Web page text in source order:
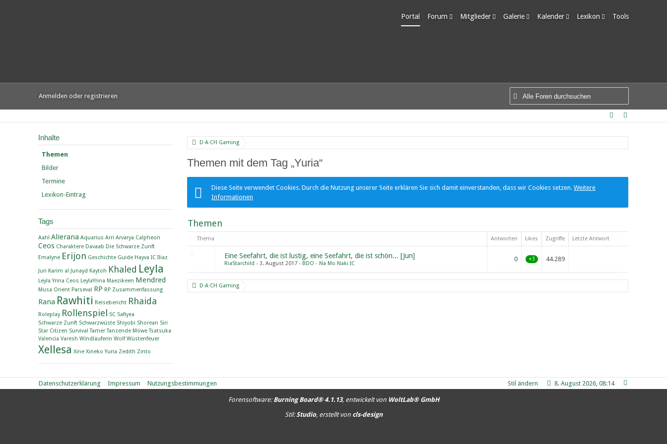
Anmelden oder registrieren
Portal Forum Mitglieder Galerie Kalender Lexikon Tools
Inhalte
Themen
Bilder
Termine
Lexikon-Eintrag
Tags
Aahl Alierana Aquarius Arri Arvarya Calpheon
Ceos Charaktere Davaab Die Schwarze Zunft
Emalyne Erijon Geschichte Guide Hayva IC Iliaz
Jun Karim al Junayd Kaytoh Khaled Leyla
Leyla Yrina Ceos LeylaYrina Maezikeen Mendred
Musa Orient Parseval RP RP Zusammenfassung
Rana Rawhiti Reisebericht Rhaida
Roleplay Rollenspiel SC Safiyea
Schwarze Zunft Schwarzwüste Shiyobi Shorean Siri
Star Citizen Survival Tamer Tanzende Möwe Tsatsuka
Valencia Varesh Windläuferin Wolf Wüstenfeuer
Xellesa Xine Xineko Yuria Zedith Zinto
D·A·CH Gaming
Themen mit dem Tag „Yuria“
Diese Seite verwendet Cookies. Durch die Nutzung unserer Seite erklären Sie sich damit einverstanden, dass wir Cookies setzen. Weitere
Informationen
Themen
Thema Antworten Likes Zugriffe Letzte Antwort
Eine Seefahrt, die ist lustig, eine Seefahrt, die ist schön... [Jun]
RiaStarchild 3. August 2017 BDO - Na Mo Naki IC
0 +3 44.289
D·A·CH Gaming
Datenschutzerklärung Impressum Nutzungsbestimmungen 8. August 2026, 08:14
Stil ändern
Forensoftware: Burning Board® 4.1.13, entwickelt von WoltLab® GmbH
Stil:Studio, erstellt von cls-design